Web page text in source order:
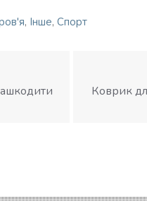
, Інше, Спорт
Коврик